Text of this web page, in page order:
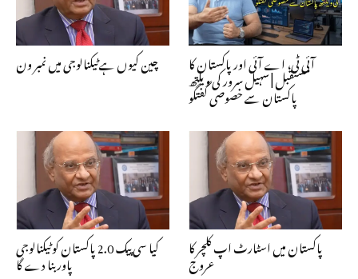
چین کیوں ہے ٹیکنالوجی میں نمبر ون آئی ٹی، اے آئی اور پاکستان کا
مستقبل | سہیل سرور کی ویلتھ
پاکستان سے خصوصی گفتگو
کیا سی پیک 2.0 پاکستان کو ٹیکنالوجی
پاور بنا دے گا
پاکستان میں اسٹارٹ اپ کلچر کا
عروج